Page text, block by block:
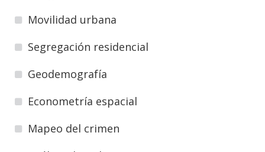
Movilidad urbana
Segregación residencial
Geodemografía
Econometría espacial
Mapeo del crimen